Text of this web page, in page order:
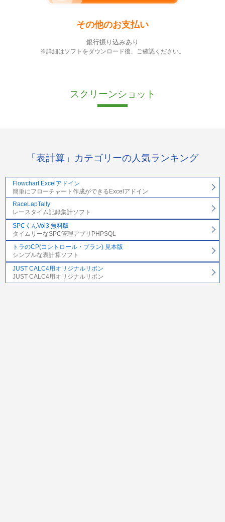
その他のお支払い
銀行振り込みあり
※詳細はソフトをダウンロード後、ご確認ください。
スクリーンショット
「表計算」カテゴリーの人気ランキング
Flowchart Excelアドイン
簡単にフローチャート作成ができるExcelアドイン
RaceLapTally
レースタイム記録集計ソフト
SPCくんVol3 無料版
タイムリーなSPC管理アプリPHPSQL
トラのCP(コントロール・プラン) 見本版
シンプルな表計算ソフト
JUST CALC4用オリジナルリボン
JUST CALC4用オリジナルリボン